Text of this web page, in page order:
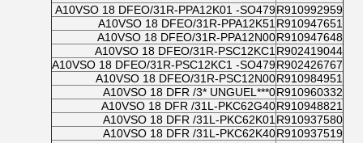
R910992959
A10VSO 18 DFEO/31R-PPA12K01 -SO479
R910947651
A10VSO 18 DFEO/31R-PPA12K51
R910947648
A10VSO 18 DFEO/31R-PPA12N00
R902419044
A10VSO 18 DFEO/31R-PSC12KC1
R902426767
A10VSO 18 DFEO/31R-PSC12KC1 -SO479
R910984951
A10VSO 18 DFEO/31R-PSC12N00
R910960332
A10VSO 18 DFR /3* UNGUEL***0
R910948821
A10VSO 18 DFR /31L-PKC62G40
R910937580
A10VSO 18 DFR /31L-PKC62K01
R910937519
A10VSO 18 DFR /31L-PKC62K40